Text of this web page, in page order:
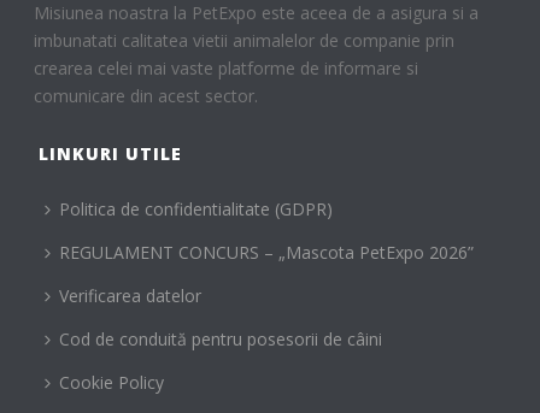
Misiunea noastra la PetExpo este aceea de a asigura si a
imbunatati calitatea vietii animalelor de companie prin
crearea celei mai vaste platforme de informare si
comunicare din acest sector.
LINKURI UTILE
Politica de confidentialitate (GDPR)
REGULAMENT CONCURS – „Mascota PetExpo 2026”
Verificarea datelor
Cod de conduită pentru posesorii de câini
Cookie Policy